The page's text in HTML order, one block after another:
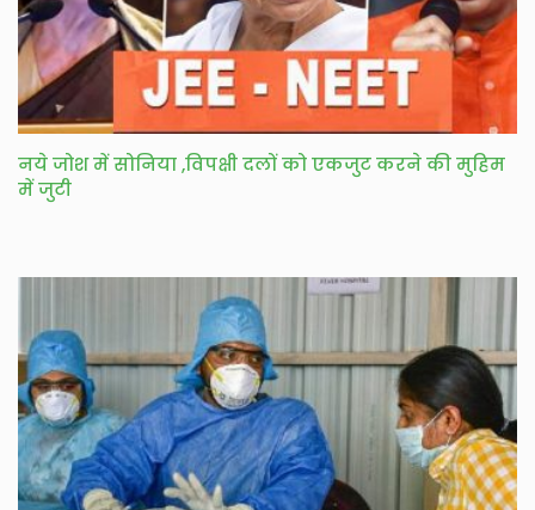
नये जोश में सोनिया ,विपक्षी दलों को एकजुट करने की मुहिम
में जुटी